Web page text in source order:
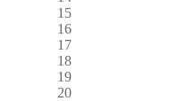
15
16
17
18
19
20